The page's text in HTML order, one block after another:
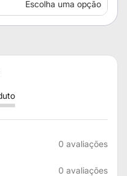
Escolha uma opção
0 avaliações
0 avaliações